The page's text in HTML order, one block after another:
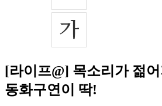
[라이프@] 목소리가 젊
동화구연이 딱!